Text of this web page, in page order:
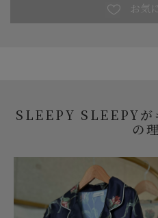
SLEEPY SLEEPYが
の